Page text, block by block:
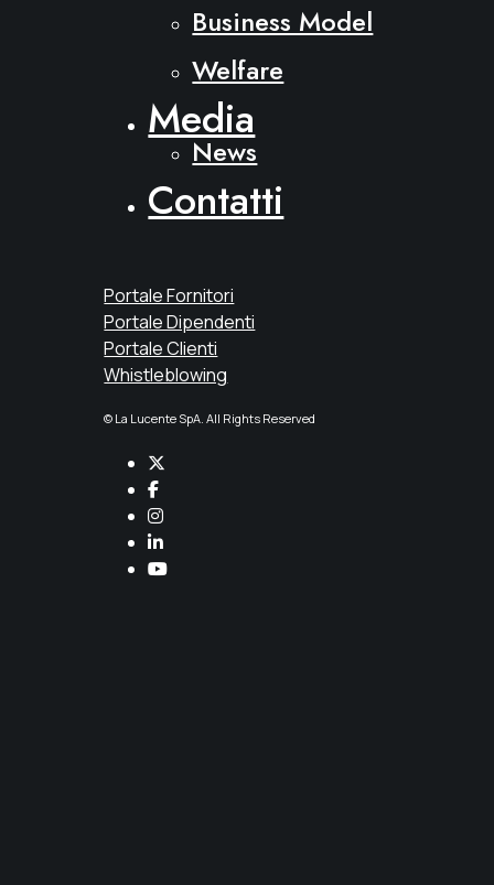
Business Model
Welfare
Media
News
Contatti
Portale Fornitori
Portale Dipendenti
Portale Clienti
Whistleblowing
© La Lucente SpA. All Rights Reserved
Twitter
Facebook
Instagram
LinkedIn
YouTube